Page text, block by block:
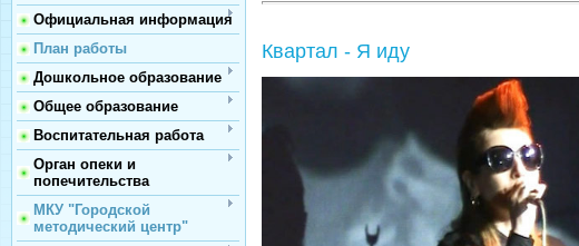
Официальная информация
План работы
Дошкольное образование
Общее образование
Воспитательная работа
Орган опеки и
попечительства
МКУ "Городской
методический центр"
Квартал - Я иду